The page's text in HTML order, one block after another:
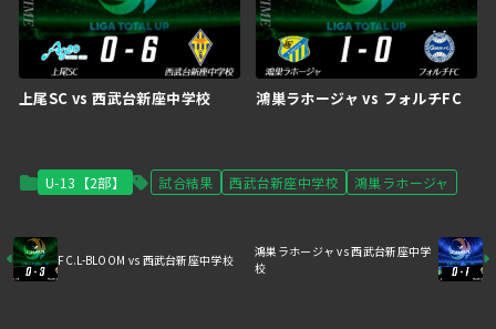
上尾SC vs 西武台新座中学校 鴻巣ラホージャ vs フォルチFC
U-13【2部】 試合結果 西武台新座中学校 鴻巣ラホージャ
FC.L-BLOOM vs 西武台新座中学校
鴻巣ラホージャ vs 西武台新座中学
校